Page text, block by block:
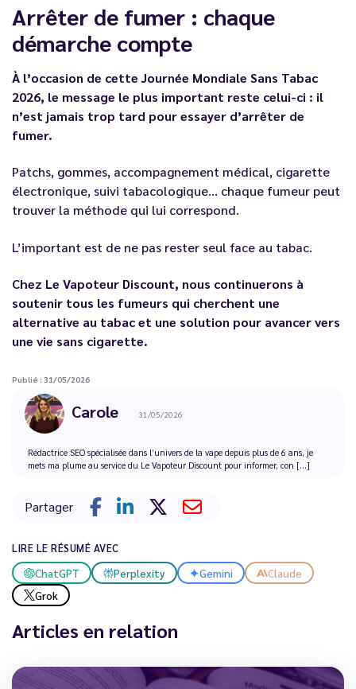
Arrêter de fumer : chaque
démarche compte
À l’occasion de cette Journée Mondiale Sans Tabac
2026, le message le plus important reste celui-ci : il
n’est jamais trop tard pour essayer d’arrêter de
fumer.
Patchs, gommes, accompagnement médical, cigarette
électronique, suivi tabacologique… chaque fumeur peut
trouver la méthode qui lui correspond.
L’important est de ne pas rester seul face au tabac.
Chez Le Vapoteur Discount, nous continuerons à
soutenir tous les fumeurs qui cherchent une
alternative au tabac et une solution pour avancer vers
une vie sans cigarette.
Publié : 31/05/2026
Carole 31/05/2026
Rédactrice SEO spécialisée dans l’univers de la vape depuis plus de 6 ans, je
mets ma plume au service du Le Vapoteur Discount pour informer, con [...]
Partager
LIRE LE RÉSUMÉ AVEC
ChatGPT Perplexity Gemini
Claude
Grok
Articles en relation